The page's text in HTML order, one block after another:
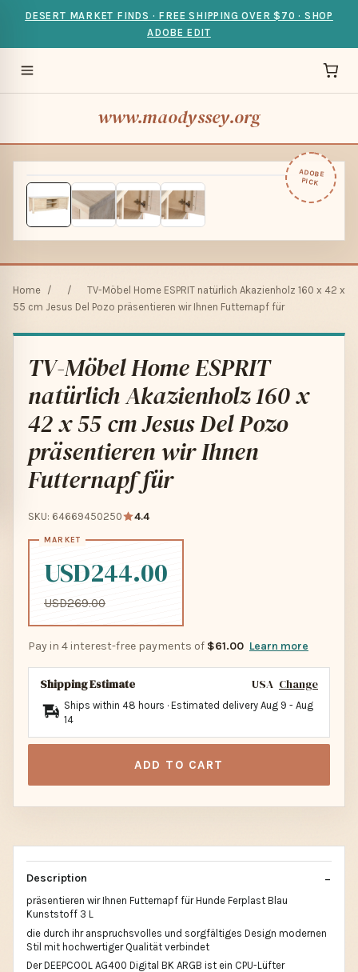
DESERT MARKET FINDS · FREE SHIPPING OVER $70 · SHOP
ADOBE EDIT
www.maodyssey.org
ADOBE
PICK
Home / /
TV-Möbel Home ESPRIT natürlich Akazienholz 160 x 42 x
55 cm Jesus Del Pozo präsentieren wir Ihnen Futternapf für
TV-Möbel Home ESPRIT
natürlich Akazienholz 160 x
42 x 55 cm Jesus Del Pozo
präsentieren wir Ihnen
Futternapf für
SKU: 64669450250 4.4
USD244.00
USD269.00
Pay in 4 interest-free payments of $61.00 Learn more
Shipping Estimate USA Change
Ships within 48 hours · Estimated delivery Aug 9 - Aug
14
ADD TO CART
Description
präsentieren wir Ihnen Futternapf für Hunde Ferplast Blau
Kunststoff 3 L
die durch ihr anspruchsvolles und sorgfältiges Design modernen
Stil mit hochwertiger Qualität verbindet
Der DEEPCOOL AG400 Digital BK ARGB ist ein CPU-Lüfter